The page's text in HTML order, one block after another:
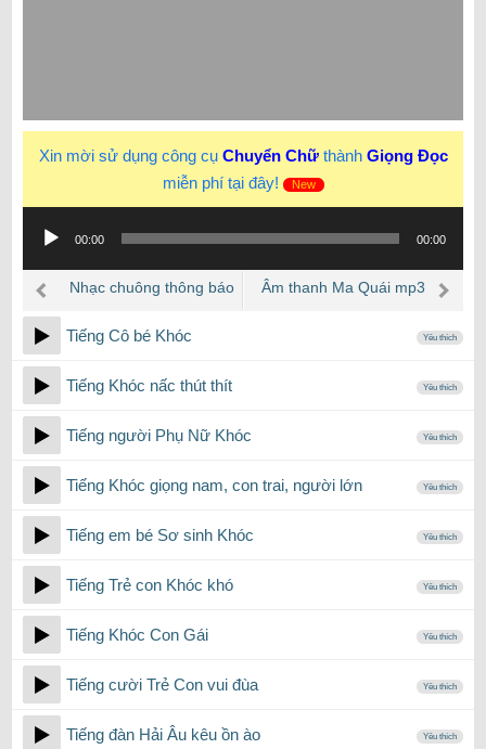
Xin mời sử dụng công cụ Chuyển Chữthành Giọng Đọc
miễn phí tại đây!
New
phát
âm
thanh
00:00 00:00
Nhạc chuông thông báo
Âm thanh Ma Quái mp3
Tiếng Cô bé Khóc Yêu thích
Tiếng Khóc nấc thút thít Yêu thích
Tiếng người Phụ Nữ Khóc Yêu thích
Tiếng Khóc giọng nam, con trai, người lớn Yêu thích
Tiếng em bé Sơ sinh Khóc Yêu thích
Tiếng Trẻ con Khóc khó Yêu thích
Tiếng Khóc Con Gái Yêu thích
Tiếng cười Trẻ Con vui đùa Yêu thích
Tiếng đàn Hải Âu kêu ồn ào Yêu thích